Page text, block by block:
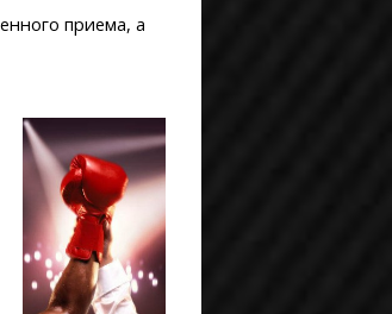
приема, а